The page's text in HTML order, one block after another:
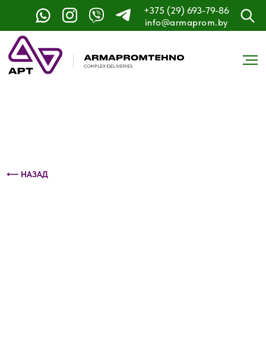
+375 (29) 693-79-86
info@armaprom.by
Контактный телефон: +375 (29) 693-79-86
⟵ НАЗАД